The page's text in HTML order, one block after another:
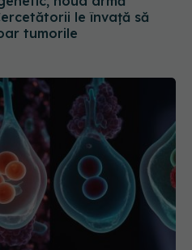
le învață să
tumorile